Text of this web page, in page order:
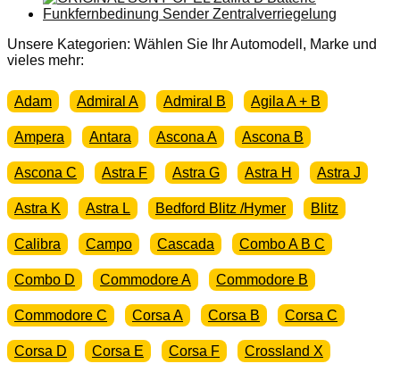
1,9
100/120/150
PS
Z19DTH
Z19DTL
Menge
Unsere Kategorien: Wählen Sie Ihr Automodell, Marke und
vieles mehr:
Adam Admiral A Admiral B Agila A + B
Ampera Antara Ascona A Ascona B
Ascona C Astra F Astra G Astra H Astra J
Astra K Astra L Bedford Blitz /Hymer Blitz
Calibra Campo Cascada Combo A B C
Combo D Commodore A Commodore B
Commodore C Corsa A Corsa B Corsa C
Corsa D Corsa E Corsa F Crossland X